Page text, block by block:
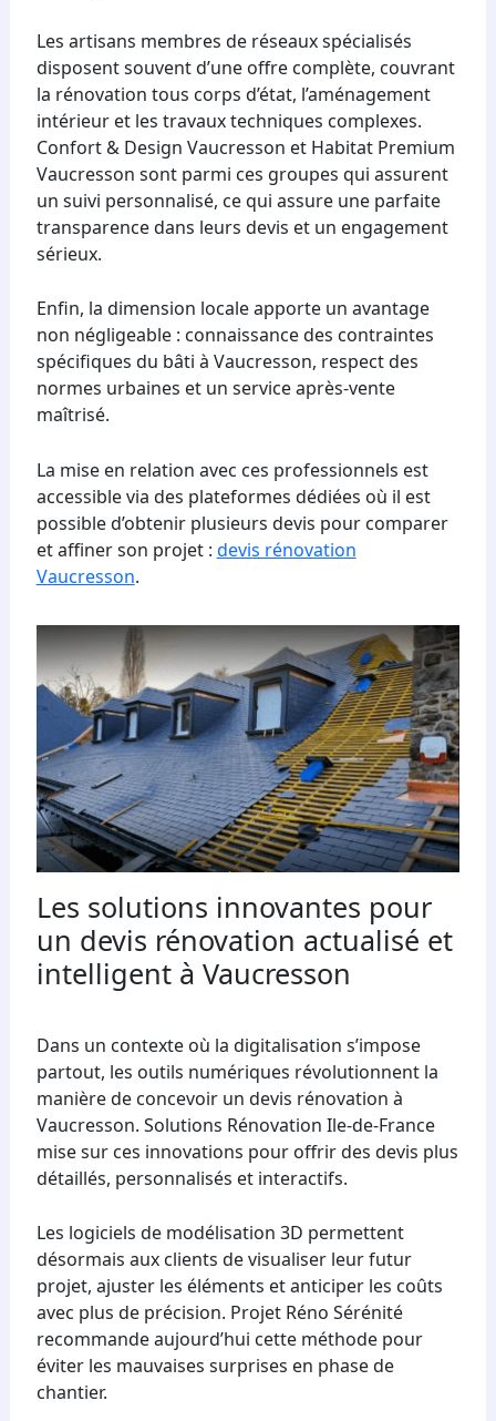
Les artisans membres de réseaux spécialisés
disposent souvent d’une offre complète, couvrant
la rénovation tous corps d’état, l’aménagement
intérieur et les travaux techniques complexes.
Confort & Design Vaucresson et Habitat Premium
Vaucresson sont parmi ces groupes qui assurent
un suivi personnalisé, ce qui assure une parfaite
transparence dans leurs devis et un engagement
sérieux.
Enfin, la dimension locale apporte un avantage
non négligeable : connaissance des contraintes
spécifiques du bâti à Vaucresson, respect des
normes urbaines et un service après-vente
maîtrisé.
La mise en relation avec ces professionnels est
accessible via des plateformes dédiées où il est
possible d’obtenir plusieurs devis pour comparer
et affiner son projet : devis rénovation
Vaucresson.
Les solutions innovantes pour
un devis rénovation actualisé et
intelligent à Vaucresson
Dans un contexte où la digitalisation s’impose
partout, les outils numériques révolutionnent la
manière de concevoir un devis rénovation à
Vaucresson. Solutions Rénovation Ile-de-France
mise sur ces innovations pour offrir des devis plus
détaillés, personnalisés et interactifs.
Les logiciels de modélisation 3D permettent
désormais aux clients de visualiser leur futur
projet, ajuster les éléments et anticiper les coûts
avec plus de précision. Projet Réno Sérénité
recommande aujourd’hui cette méthode pour
éviter les mauvaises surprises en phase de
chantier.